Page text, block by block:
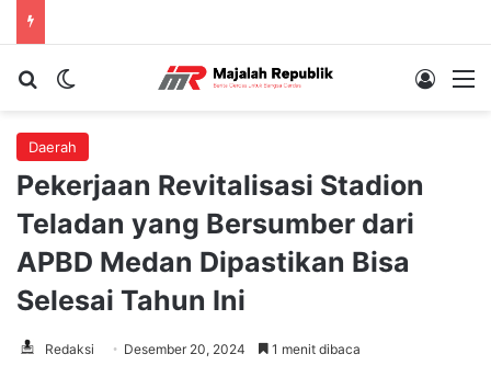
Cari berita...Switch skin Log In
Daerah
Pekerjaan Revitalisasi Stadion
Teladan yang Bersumber dari
APBD Medan Dipastikan Bisa
Selesai Tahun Ini
Redaksi Desember 20, 2024 1 menit dibaca